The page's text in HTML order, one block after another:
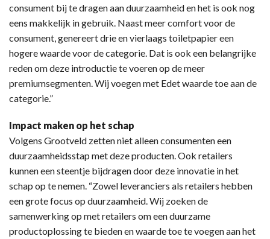
consument bij te dragen aan duurzaamheid en het is ook nog
eens makkelijk in gebruik. Naast meer comfort voor de
consument, genereert drie en vierlaags toiletpapier een
hogere waarde voor de categorie. Dat is ook een belangrijke
reden om deze introductie te voeren op de meer
premiumsegmenten. Wij voegen met Edet waarde toe aan de
categorie.”
Impact maken op het schap
Volgens Grootveld zetten niet alleen consumenten een
duurzaamheidsstap met deze producten. Ook retailers
kunnen een steentje bijdragen door deze innovatie in het
schap op te nemen. “Zowel leveranciers als retailers hebben
een grote focus op duurzaamheid. Wij zoeken de
samenwerking op met retailers om een duurzame
productoplossing te bieden en waarde toe te voegen aan het